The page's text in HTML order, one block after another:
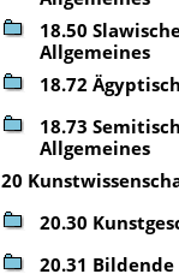
18.50
Allgemeines
18.72
18.73
Allgemeines
20
20.30
20.31